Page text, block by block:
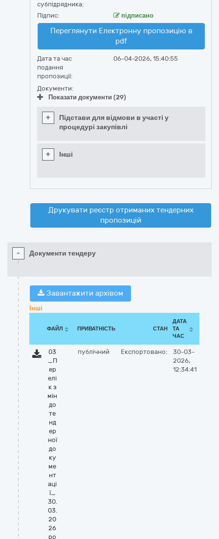
субпідрядника:
Підпис: підписано
Переглянути Електронну пропозицію в
pdf
Дата та час
подання
пропозиції:
06-04-2026, 15:40:55
Документи:
Показати документи (29)
+
Підстави для відмови в участі у
процедурі закупівлі
+ Інші
Друкувати реєстр отриманих тендерних
пропозицій
- Документи тендеру
Завантажити архівом
Інші
ФАЙЛ ПРИВАТНІСТЬ СТАН
ДАТА
ТА
ЧАС
03
_П
ер
елі
к з
мін
до
те
нд
ер
ної
до
ку
ме
нт
аці
ї_
30.
03.
20
26
ро
публічний Експортовано:
30-03-
2026,
12:34:41